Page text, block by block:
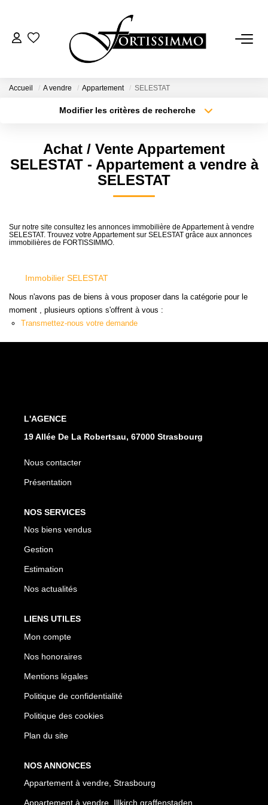
Tous Nos Biens
Ancien
LOCATIONS
ESTIMATION
L'AGENCE
Notre Agence
Notre Équipe
Accueil A vendre Appartement SELESTAT
Modifier les critères de recherche
Sélectionnez...
Type de bien
Surface min
Achat / Vente Appartement
SELESTAT - Appartement a vendre à
SELESTAT
Sur notre site consultez les annonces immobilière de Appartement à vendre
SELESTAT. Trouvez votre Appartement sur SELESTAT grâce aux annonces
immobilières de FORTISSIMMO.
Immobilier SELESTAT
Nous n'avons pas de biens à vous proposer dans la catégorie pour le
moment , plusieurs options s'offrent à vous :
Transmettez-nous votre demande
L'AGENCE
19 Allée De La Robertsau, 67000 Strasbourg
Nous contacter
Présentation
NOS SERVICES
Nos biens vendus
Gestion
Estimation
Nos actualités
LIENS UTILES
Mon compte
Nos honoraires
Mentions légales
Politique de confidentialité
Politique des cookies
Plan du site
NOS ANNONCES
Appartement à vendre, Strasbourg
Appartement à vendre, Illkirch graffenstaden